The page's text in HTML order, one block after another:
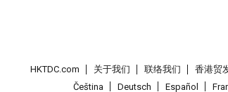
HKTDC.com 关于我们 联络我们 香港贸
Čeština
Deutsch Español